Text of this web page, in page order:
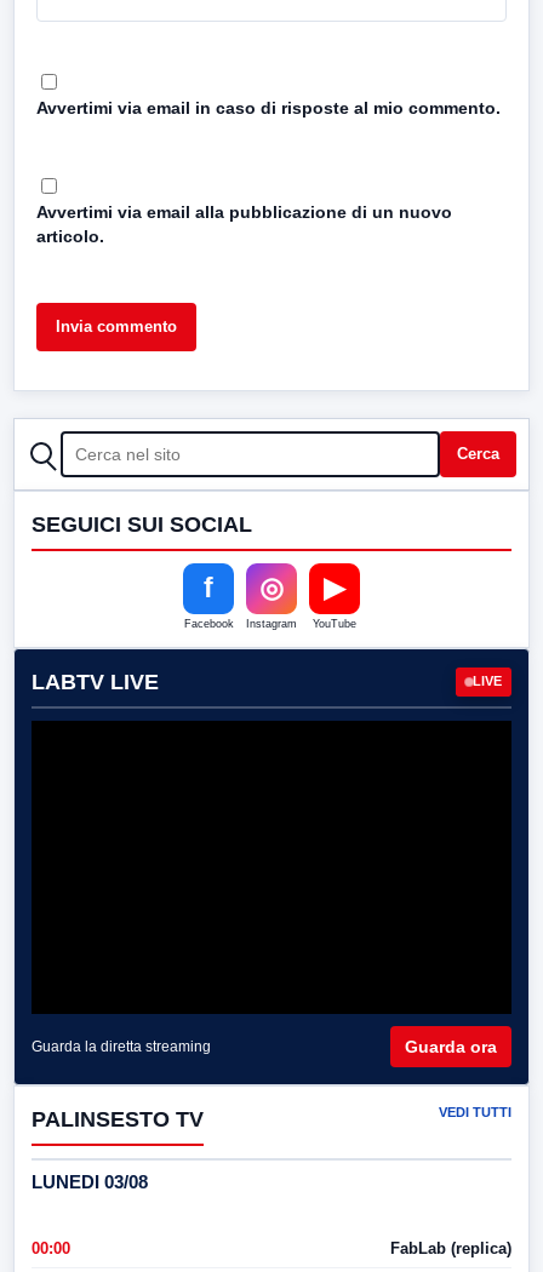
Avvertimi via email in caso di risposte al mio commento.
Avvertimi via email alla pubblicazione di un nuovo
articolo.
CERCA Cerca
SEGUICI SUI SOCIAL
f
Facebook
◎
Instagram
▶
YouTube
LABTV LIVE LIVE
Guarda la diretta streaming Guarda ora
PALINSESTO TV VEDI TUTTI
LUNEDI 03/08
00:00 FabLab (replica)